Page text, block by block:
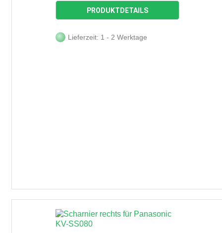
PRODUKTDETAILS
Lieferzeit: 1 - 2 Werktage